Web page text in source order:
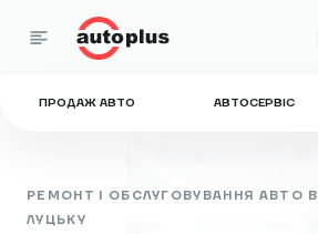
ПРОДАЖ АВТО АВТОСЕРВІС
РЕМОНТ І ОБСЛУГОВУВАННЯ АВТО В
ЛУЦЬКУ